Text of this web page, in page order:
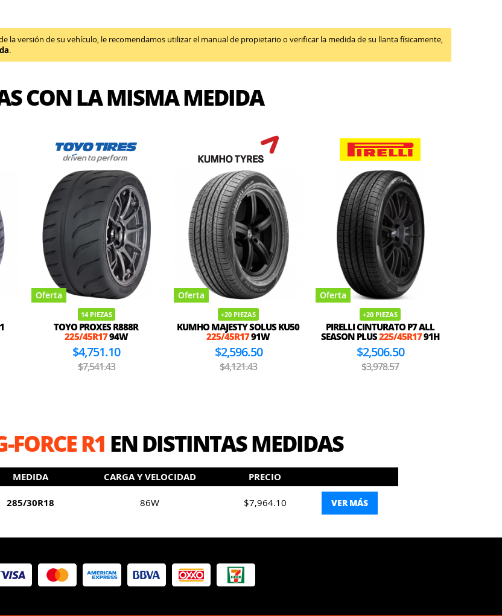
la versión de su vehículo, le recomendamos utilizar el manual de propietario o verificar la medida de su llanta físicamente,
.
CON LA MISMA MEDIDA
Oferta
14 PIEZAS
TOYO PROXES R888R
225/45R1794W
$4,751.10
$7,541.43
Oferta
+20 PIEZAS
KUMHO MAJESTY SOLUS KU50
225/45R1791W
$2,596.50
$4,121.43
Oferta
+20 PIEZAS
PIRELLI CINTURATO P7 ALL
SEASON PLUS225/45R1791H
$2,506.50
$3,978.57
FORCE R1 EN DISTINTAS MEDIDAS
MEDIDA CARGA Y VELOCIDAD PRECIO
285/30R18 86W $7,964.10 VER MÁS